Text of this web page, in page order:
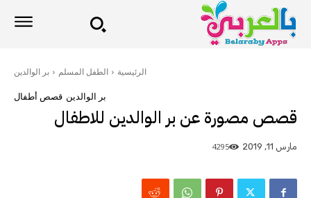
الرئيسية الطفل المسلم بر الوالدين
بر الوالدين قصص أطفال
قصص مصورة عن بر الوالدين للاطفال
مارس 11, 2019 4295